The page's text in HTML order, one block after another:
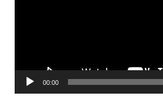
00:00